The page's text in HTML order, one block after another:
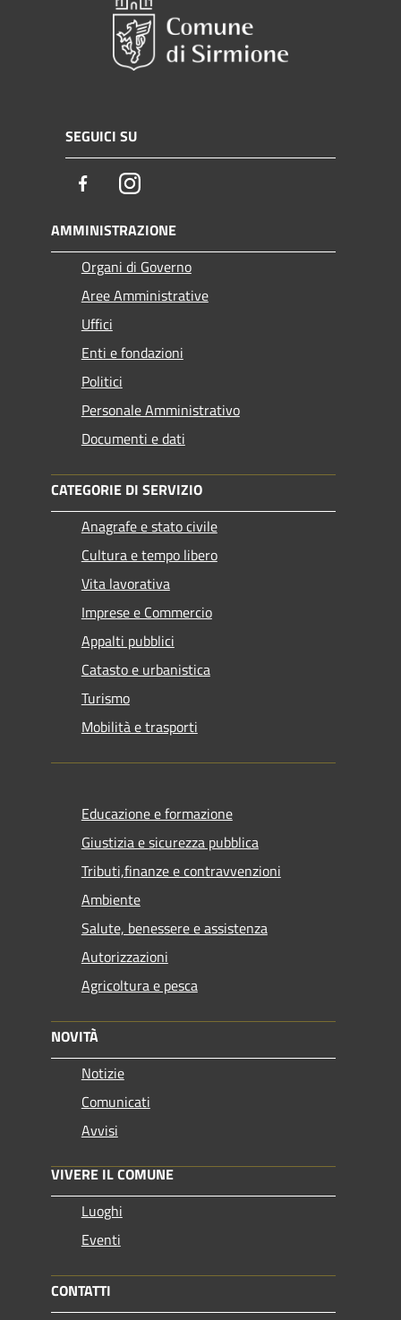
SEGUICI SU
FacebookInstagram
AMMINISTRAZIONE
Organi di Governo
Aree Amministrative
Uffici
Enti e fondazioni
Politici
Personale Amministrativo
Documenti e dati
CATEGORIE DI SERVIZIO
Anagrafe e stato civile
Cultura e tempo libero
Vita lavorativa
Imprese e Commercio
Appalti pubblici
Catasto e urbanistica
Turismo
Mobilità e trasporti
Educazione e formazione
Giustizia e sicurezza pubblica
Tributi,finanze e contravvenzioni
Ambiente
Salute, benessere e assistenza
Autorizzazioni
Agricoltura e pesca
NOVITÀ
Notizie
Comunicati
Avvisi
VIVERE IL COMUNE
Luoghi
Eventi
CONTATTI